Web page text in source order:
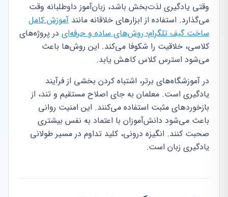
وقتی یادگیری لذت‌بخش باشد، زبان‌آموز داوطلبانه وقت
می‌گذارد. استفاده از ابزارهای خلاقانه مانند آموزش کامل
ساخت گیف تلگرام؛ روش‌های ساده و حرفه‌ای در پروژه‌های
کلاسی، خلاقیت را شکوفا می‌کند. این روش‌ها باعث
می‌شود استرس کلاس کاهش یابد.
در آموزشگاه‌های برتر، اشتباه کردن بخشی از فرآیند
یادگیری است. معلمان به جای اصلاح مستقیم و تند، از
بازخوردهای مثبت استفاده می‌کنند. این امنیت روانی
باعث می‌شود دانش‌آموزان با اعتماد به نفس بیشتری
صحبت کنند. انگیزه درونی، کلید تداوم در مسیر طولانی
یادگیری زبان است.